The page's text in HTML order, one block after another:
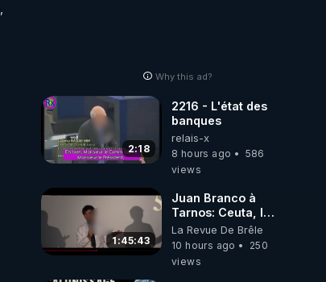
Why this ad?
2:18
2216 - L'état des
banques
relais-x
8 hours ago
586
views
1:45:43
Juan Branco à
Tarnos: Ceuta, le
narcotrafic et le
pouvoir en France
La Revue De Brêle
10 hours ago
250
views